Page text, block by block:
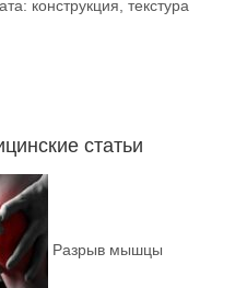
конструкция, текстура
статьи
Разрыв мышцы